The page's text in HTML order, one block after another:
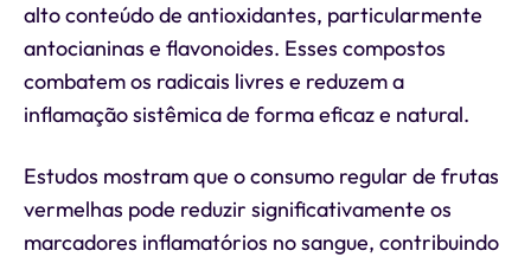
alto conteúdo de antioxidantes, particularmente
antocianinas e flavonoides. Esses compostos
combatem os radicais livres e reduzem a
inflamação sistêmica de forma eficaz e natural.
Estudos mostram que o consumo regular de frutas
vermelhas pode reduzir significativamente os
marcadores inflamatórios no sangue, contribuindo